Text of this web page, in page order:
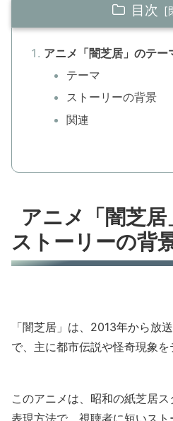
目次
アニメ「闇芝居」のテ
テーマ
ストーリーの背景
関連
アニメ「闇芝
ストーリーの背
「闇芝居」は、2013年から放
で、主に都市伝説や怪奇現象を
このアニメは、昭和の紙芝居